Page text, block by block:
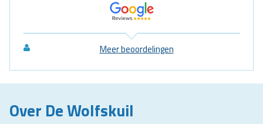
Meer beoordelingen
Over De Wolfskuil